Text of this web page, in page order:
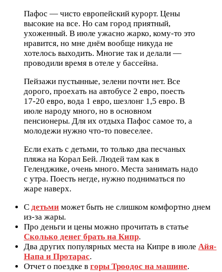
Пафос — чисто европейский курорт. Цены
высокие на все. Но сам город приятный,
ухоженный. В июле ужасно жарко, кому-то это
нравится, но мне днём вообще никуда не
хотелось выходить. Многие так и делали —
проводили время в отеле у бассейна.
Пейзажи пустынные, зелени почти нет. Все
дорого, проехать на автобусе 2 евро, поесть
17-20 евро, вода 1 евро, шезлонг 1,5 евро. В
июле народу много, но в основном
пенсионеры. Для их отдыха Пафос самое то, а
молодежи нужно что-то повеселее.
Если ехать с детьми, то только два песчаных
пляжа на Корал Бей. Людей там как в
Геленджике, очень много. Места занимать надо
с утра. Поесть негде, нужно подниматься по
жаре наверх.
С детьми может быть не слишком комфортно днем
из-за жары.
Про деньги и цены можно прочитать в статье
Сколько денег брать на Кипр.
Два других популярных места на Кипре в июле Айя-
Напа и Протарас.
Отчет о поездке в горы Троодос на машине.